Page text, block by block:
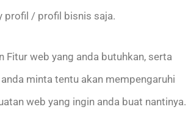
profil / profil bisnis saja.
Fitur web yang anda butuhkan, serta
minta tentu akan mempengaruhi
web yang ingin anda buat nantinya.